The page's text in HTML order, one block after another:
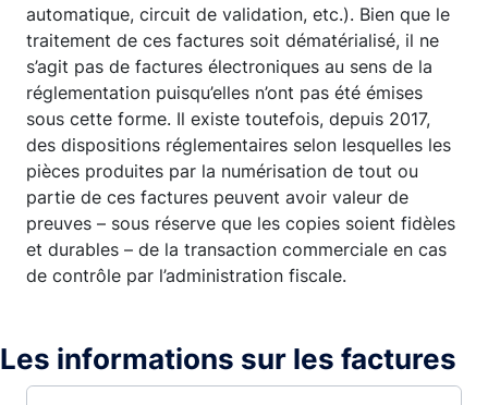
automatique, circuit de validation, etc.). Bien que le
traitement de ces factures soit dématérialisé, il ne
s’agit pas de factures électroniques au sens de la
réglementation puisqu’elles n’ont pas été émises
sous cette forme. Il existe toutefois, depuis 2017,
des dispositions réglementaires selon lesquelles les
pièces produites par la numérisation de tout ou
partie de ces factures peuvent avoir valeur de
preuves – sous réserve que les copies soient fidèles
et durables – de la transaction commerciale en cas
de contrôle par l’administration fiscale.
Les informations sur les factures